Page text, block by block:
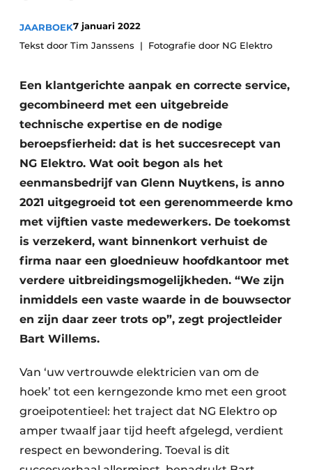
Vacatures
Aanmelden
Bedrijven
Contact
Akoestiek
Brandveiligheid
BIM
Evenementen
Dak & Gevel
Houtbouw
HVAC
Interieurarchitectuur
Keukens
Renovatie
Software
Toegangscontrole
Veiligheid & Opleiding
JAARBOEK7 januari 2022
Tekst door Tim Janssens
Fotografie door NG Elektro
Een klantgerichte aanpak en correcte service,
gecombineerd met een uitgebreide
technische expertise en de nodige
beroepsfierheid: dat is het succesrecept van
NG Elektro. Wat ooit begon als het
eenmansbedrijf van Glenn Nuytkens, is anno
2021 uitgegroeid tot een gerenommeerde kmo
met vijftien vaste medewerkers. De toekomst
is verzekerd, want binnenkort verhuist de
firma naar een gloednieuw hoofdkantoor met
verdere uitbreidingsmogelijkheden. “We zijn
inmiddels een vaste waarde in de bouwsector
en zijn daar zeer trots op”, zegt projectleider
Bart Willems.
Van ‘uw vertrouwde elektricien van om de
hoek’ tot een kerngezonde kmo met een groot
groeipotentieel: het traject dat NG Elektro op
amper twaalf jaar tijd heeft afgelegd, verdient
respect en bewondering. Toeval is dit